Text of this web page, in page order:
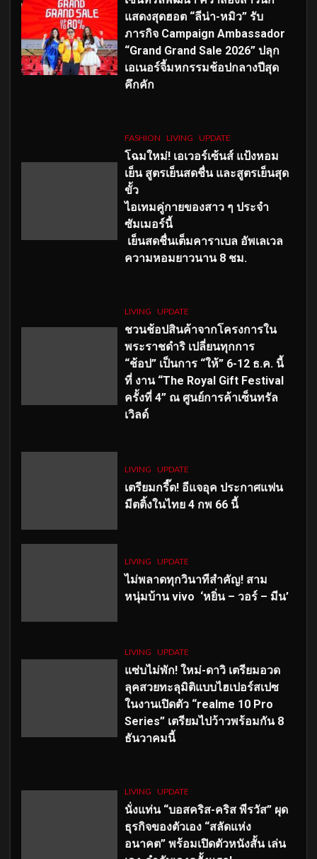
แสดงสุดฮอต “ลีน่า-หมิว” รับ
ภารกิจ Campaign Ambassador
“Grand Grand Sale 2026” ปลุก
เอเนอร์จี้มหกรรมช้อปกลางปีสุด
คึกคัก
FASHION LIVING UPDATE
โฉมใหม่! เอเวอร์เซ้นส์ แป้งหอม
เย็น สูตรเย็นสดชื่น และสูตรเย็นสุด
ขั้ว
ไอเทมคู่กายของสาว ๆ ประจำ
ซัมเมอร์นี้
เย็นสดชื่นเต็มคาราเบล อัพเลเวล
ความหอมยาวนาน 8 ชม.
LIVING UPDATE
ชวนช้อปสินค้าจากโครงการใน
พระราชดำริ เปลี่ยนทุกการ
“ช้อป” เป็นการ “ให้” 6-12 ธ.ค. นี้
ที่ งาน “The Royal Gift Festival
ครั้งที่ 4” ณ ศูนย์การค้าเซ็นทรัล
เวิลด์
LIVING UPDATE
เตรียมกรี๊ด! อีแจอุค ประกาศแฟน
มีตติ้งในไทย 4 กพ 66 นี้
LIVING UPDATE
ไม่พลาดทุกวินาทีสำคัญ! สาม
หนุ่มบ้าน vivo ‘หยิ่น – วอร์ – มีน’
LIVING UPDATE
แซ่บไม่พัก! ใหม่-ดาวิ เตรียมอวด
ลุคสวยทะลุมิติแบบไฮเปอร์สเปซ
ในงานเปิดตัว “realme 10 Pro
Series” เตรียมไปว้าวพร้อมกัน 8
ธันวาคมนี้
LIVING UPDATE
นั่งแท่น “บอสคริส-คริส พีรวัส” ผุด
ธุรกิจของตัวเอง “สลัดแห่ง
อนาคต” พร้อมเปิดตัวหนังสั้น เล่น